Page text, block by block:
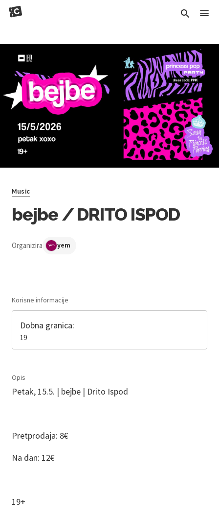
Music
bejbe / DRITO ISPOD
Organizira yem
Korisne informacije
Dobna granica:
19
Opis
Petak, 15.5. | bejbe | Drito Ispod
Pretprodaja: 8€
Na dan: 12€
19+